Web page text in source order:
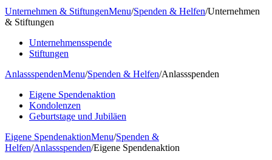
Unternehmen & StiftungenMenu/Spenden & Helfen/Unternehmen
& Stiftungen
Unternehmensspende
Stiftungen
AnlassspendenMenu/Spenden & Helfen/Anlassspenden
Eigene Spendenaktion
Kondolenzen
Geburtstage und Jubiläen
Eigene SpendenaktionMenu/Spenden &
Helfen/Anlassspenden/Eigene Spendenaktion